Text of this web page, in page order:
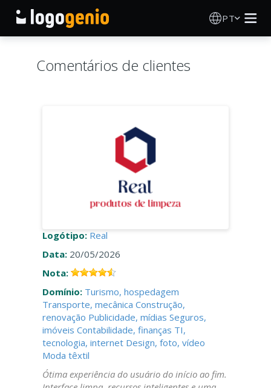
PT
Comentários de clientes
Logótipo: Real
Data: 20/05/2026
Nota:
Domínio: Turismo, hospedagem
Transporte, mecânica Construção,
renovação Publicidade, mídias Seguros,
imóveis Contabilidade, finanças TI,
tecnologia, internet Design, foto, vídeo
Moda têxtil
Ótima experiência do usuário do início ao fim.